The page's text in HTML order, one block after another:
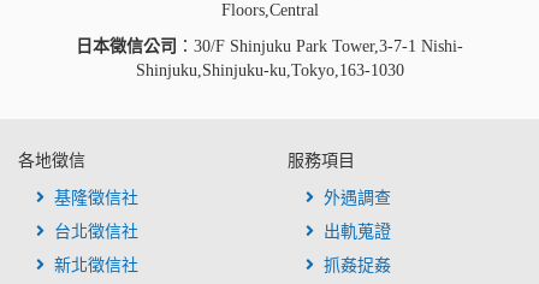
Floors,Central
日本徵信公司 ：30/F Shinjuku Park Tower,3-7-1 Nishi-
Shinjuku,Shinjuku-ku,Tokyo,163-1030
各地徵信
基隆徵信社
台北徵信社
新北徵信社
服務項目
外遇調查
出軌蒐證
抓姦捉姦